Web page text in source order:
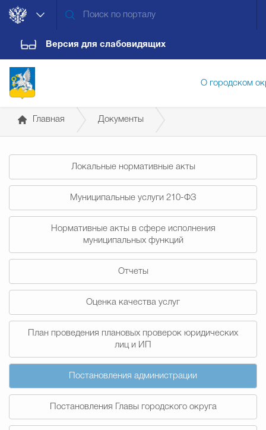
Версия для слабовидящих
О городском
Дума городского округа
Новости Обращения граждан
Противодействие
Муниципальные
Главная Документы
Локальные нормативные акты
Муниципальные услуги 210-ФЗ
Нормативные акты в сфере исполнения
муниципальных функций
Отчеты
Оценка качества услуг
План проведения плановых проверок юридических
лиц и ИП
Постановления администрации
Постановления Главы городского округа